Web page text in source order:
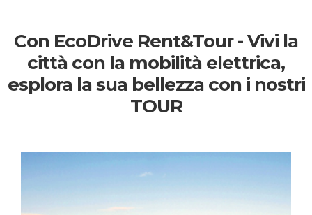
Con EcoDrive Rent&Tour - Vivi la
città con la mobilità elettrica,
esplora la sua bellezza con i nostri
TOUR